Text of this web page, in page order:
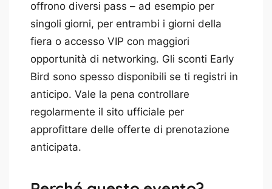
offrono diversi pass – ad esempio per
singoli giorni, per entrambi i giorni della
fiera o accesso VIP con maggiori
opportunità di networking. Gli sconti Early
Bird sono spesso disponibili se ti registri in
anticipo. Vale la pena controllare
regolarmente il sito ufficiale per
approfittare delle offerte di prenotazione
anticipata.